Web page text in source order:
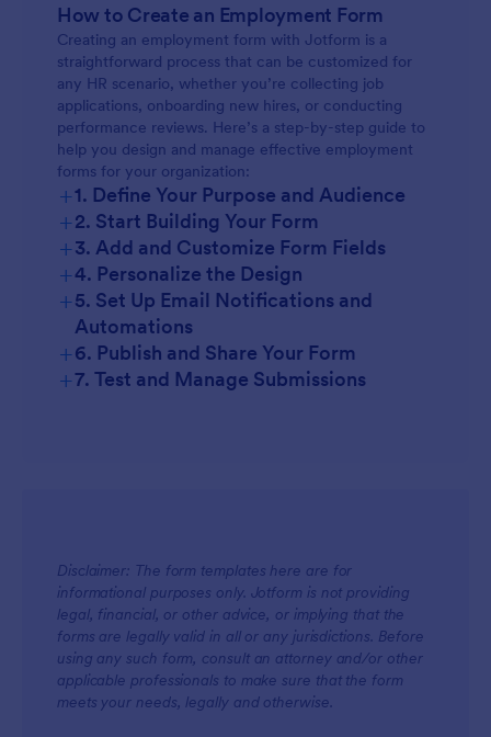
How to Create an Employment Form
Creating an employment form with Jotform is a
straightforward process that can be customized for
any HR scenario, whether you’re collecting job
applications, onboarding new hires, or conducting
performance reviews. Here’s a step-by-step guide to
help you design and manage effective employment
forms for your organization:
+1. Define Your Purpose and Audience
+2. Start Building Your Form
+3. Add and Customize Form Fields
+4. Personalize the Design
+5. Set Up Email Notifications and
Automations
+6. Publish and Share Your Form
+7. Test and Manage Submissions
Disclaimer: The form templates here are for
informational purposes only. Jotform is not providing
legal, financial, or other advice, or implying that the
forms are legally valid in all or any jurisdictions. Before
using any such form, consult an attorney and/or other
applicable professionals to make sure that the form
meets your needs, legally and otherwise.